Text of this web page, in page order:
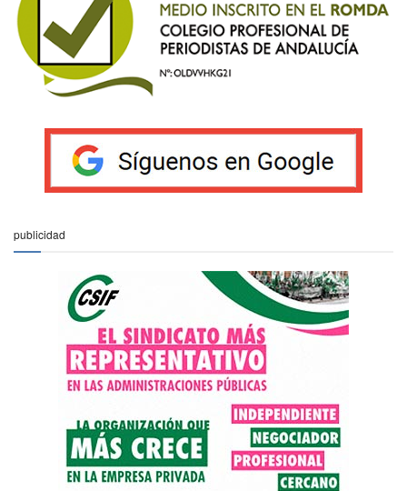
publicidad